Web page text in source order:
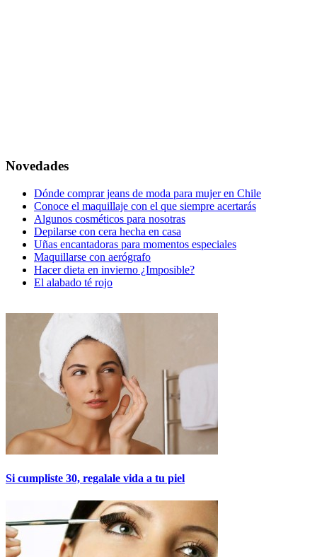
Novedades
Dónde comprar jeans de moda para mujer en Chile
Conoce el maquillaje con el que siempre acertarás
Algunos cosméticos para nosotras
Depilarse con cera hecha en casa
Uñas encantadoras para momentos especiales
Maquillarse con aerógrafo
Hacer dieta en invierno ¿Imposible?
El alabado té rojo
Si cumpliste 30, regalale vida a tu piel